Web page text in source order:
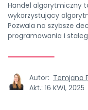
Handel algorytmiczny
wykorzystujący
Pozwala na szybsze
programowania i
Autor: Temjana
Akt.: 16 KWI, 2025